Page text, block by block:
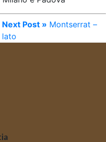
Next Post » Montserrat –
lato